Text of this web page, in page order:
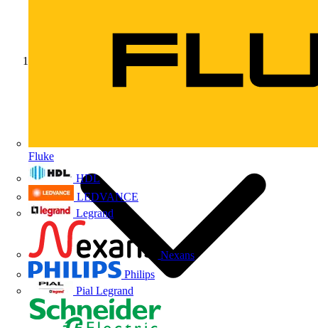
Fluke
HDL
LEDVANCE
Legrand
Nexans
Philips
Pial Legrand